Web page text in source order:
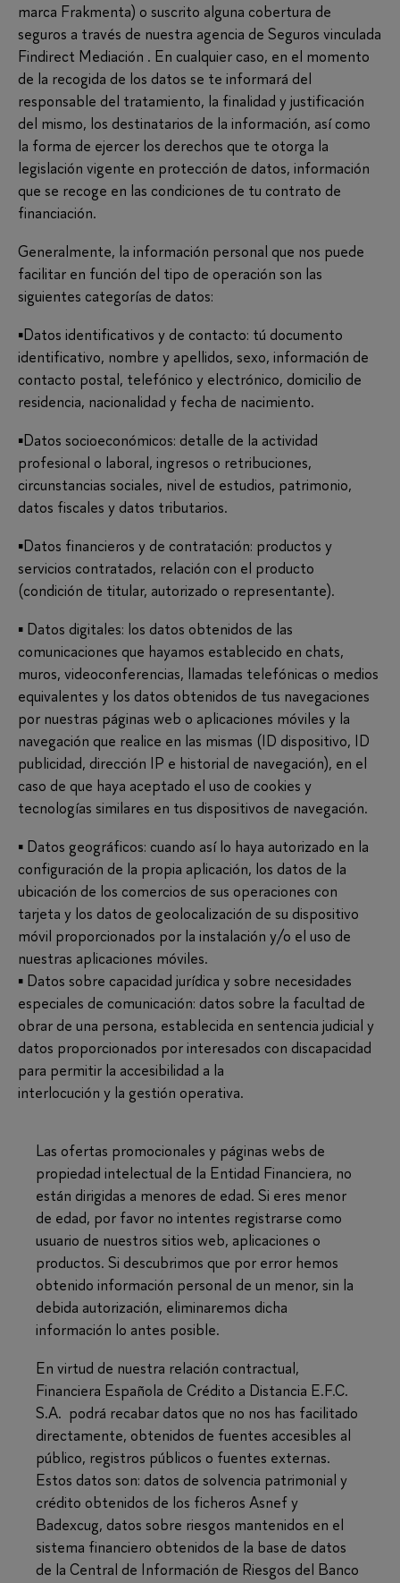
marca Frakmenta) o suscrito alguna cobertura de
seguros a través de nuestra agencia de Seguros vinculada
Findirect Mediación . En cualquier caso, en el momento
de la recogida de los datos se te informará del
responsable del tratamiento, la finalidad y justificación
del mismo, los destinatarios de la información, así como
la forma de ejercer los derechos que te otorga la
legislación vigente en protección de datos, información
que se recoge en las condiciones de tu contrato de
financiación.
Generalmente, la información personal que nos puede
facilitar en función del tipo de operación son las
siguientes categorías de datos:
▪Datos identificativos y de contacto: tú documento
identificativo, nombre y apellidos, sexo, información de
contacto postal, telefónico y electrónico, domicilio de
residencia, nacionalidad y fecha de nacimiento.
▪Datos socioeconómicos: detalle de la actividad
profesional o laboral, ingresos o retribuciones,
circunstancias sociales, nivel de estudios, patrimonio,
datos fiscales y datos tributarios.
▪Datos financieros y de contratación: productos y
servicios contratados, relación con el producto
(condición de titular, autorizado o representante).
▪ Datos digitales: los datos obtenidos de las
comunicaciones que hayamos establecido en chats,
muros, videoconferencias, llamadas telefónicas o medios
equivalentes y los datos obtenidos de tus navegaciones
por nuestras páginas web o aplicaciones móviles y la
navegación que realice en las mismas (ID dispositivo, ID
publicidad, dirección IP e historial de navegación), en el
caso de que haya aceptado el uso de cookies y
tecnologías similares en tus dispositivos de navegación.
▪ Datos geográficos: cuando así lo haya autorizado en la
configuración de la propia aplicación, los datos de la
ubicación de los comercios de sus operaciones con
tarjeta y los datos de geolocalización de su dispositivo
móvil proporcionados por la instalación y/o el uso de
nuestras aplicaciones móviles.
▪ Datos sobre capacidad jurídica y sobre necesidades
especiales de comunicación: datos sobre la facultad de
obrar de una persona, establecida en sentencia judicial y
datos proporcionados por interesados con discapacidad
para permitir la accesibilidad a la
interlocución y la gestión operativa.
Las ofertas promocionales y páginas webs de
propiedad intelectual de la Entidad Financiera, no
están dirigidas a menores de edad. Si eres menor
de edad, por favor no intentes registrarse como
usuario de nuestros sitios web, aplicaciones o
productos. Si descubrimos que por error hemos
obtenido información personal de un menor, sin la
debida autorización, eliminaremos dicha
información lo antes posible.
En virtud de nuestra relación contractual,
Financiera Española de Crédito a Distancia E.F.C.
S.A. podrá recabar datos que no nos has facilitado
directamente, obtenidos de fuentes accesibles al
público, registros públicos o fuentes externas.
Estos datos son: datos de solvencia patrimonial y
crédito obtenidos de los ficheros Asnef y
Badexcug, datos sobre riesgos mantenidos en el
sistema financiero obtenidos de la base de datos
de la Central de Información de Riesgos del Banco